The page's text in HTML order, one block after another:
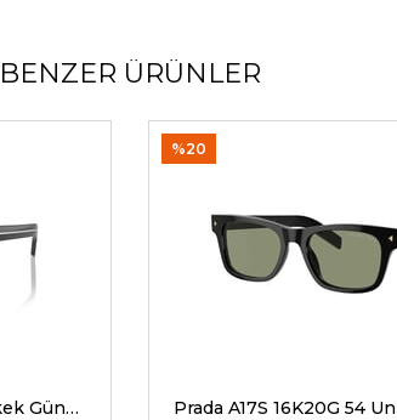
BENZER ÜRÜNLER
Prada A17S 16K731 54 G Erkek Güneş Gözlükleri
%20